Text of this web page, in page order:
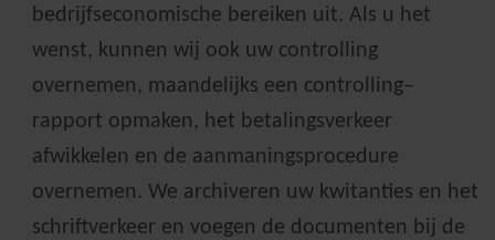
bedrijfseconomische bereiken uit. Als u het
wenst, kunnen wij ook uw controlling
overnemen, maandelijks een controlling–
rapport opmaken, het betalingsverkeer
afwikkelen en de aanmaningsprocedure
overnemen. We archiveren uw kwitanties en het
schriftverkeer en voegen de documenten bij de